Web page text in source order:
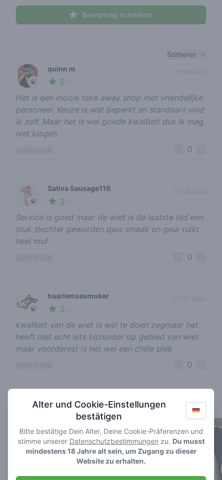
Bewertung schreiben
Sortieren
🍃
quinn m
5
Het is een mooie take away shop met vriendelijke
personeel. Keuze is wat beperkt en standaart vind
ik zelf. Maar het is wel goede kwaliteit dus ik mag
niet klagen.
0
🍃
Sativa Sausage116
3
Service is goed maar de wiet is de laatste tijd een
stuk slechter geworden qwa smaak en geur ruikt
heel muf
0
🍃
haarlemsesmoker
3
kwaliteit van de wiet is wel te doen zegmaar het
heeft niet echt iets bijzonder op gebied van wiet
maar voorderest is het wel een chille plek
0
Cannabis shops nearby
Alter und Cookie-Einstellungen
bestätigen
Bitte bestätige Dein Alter, Deine Cookie-Präferenzen und
stimme unserer Datenschutzbestimmungen zu. Du musst
mindestens 18 Jahre alt sein, um Zugang zu dieser
Website zu erhalten.